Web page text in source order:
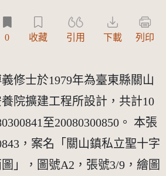
後版本(CC BY 3.0 TW +)
0 收藏 引用 下載 列印
修士於1979年為臺東縣關山
院擴建工程所設計，共計10
至20080300850。 本張
，案名「關山鎮私立聖十字
」，圖號A2，張號3/9，繪圖